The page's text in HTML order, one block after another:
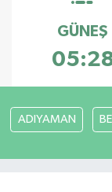
GÜNEŞ
ADIYAMAN